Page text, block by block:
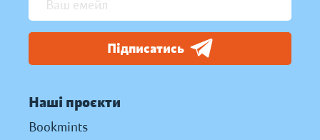
Підписатись
Наші проєкти
Bookmints